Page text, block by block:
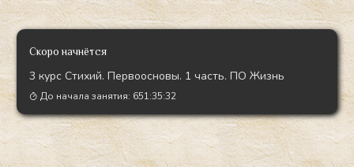
Скоро начнётся
3 курс Стихий. Первоосновы. 1 часть. ПО Жизнь
До начала занятия: 651:35:31